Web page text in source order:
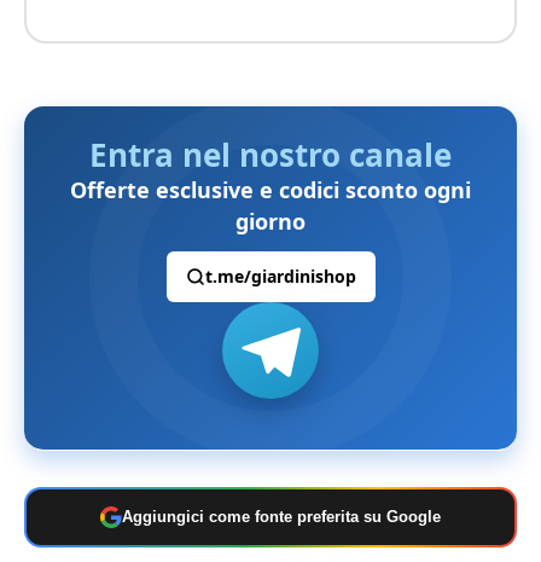
Entra nel nostro canale
Offerte esclusive e codici sconto ogni
giorno
t.me/giardinishop
Aggiungici come fonte preferita su Google